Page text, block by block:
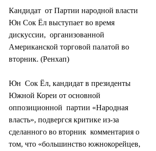
Кандидат  от Партии народной власти
Юн Сок Ёл выступает во время
дискуссии,  организованной
Американской торговой палатой во
вторник. (Ренхап)
Юн  Сок Ёл, кандидат в президенты
Южной Кореи от основной
оппозиционной  партии «Народная
власть», подвергся критике из-за
сделанного во вторник  комментария о
том, что «большинство южнокорейцев,